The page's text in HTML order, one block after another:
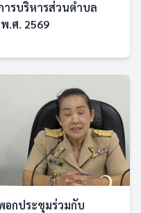
รบริหารส่วนตำบล
.ศ. 2569
อกประชุมร่วมกับ